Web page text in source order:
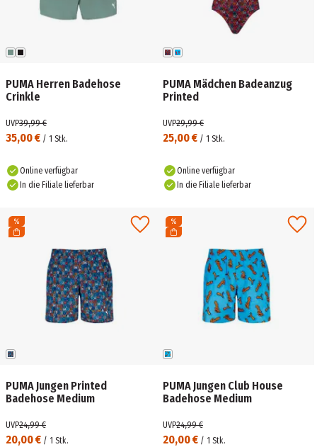
PUMA Herren Badehose
Crinkle
35,00 € / 1 Stk.
UVP39,99 €
Online verfügbar
In die Filiale lieferbar
PUMA Mädchen Badeanzug
Printed
25,00 € / 1 Stk.
UVP29,99 €
Online verfügbar
In die Filiale lieferbar
PUMA Jungen Printed
Badehose Medium
20,00 € / 1 Stk.
UVP24,99 €
PUMA Jungen Club House
Badehose Medium
20,00 € / 1 Stk.
UVP24,99 €